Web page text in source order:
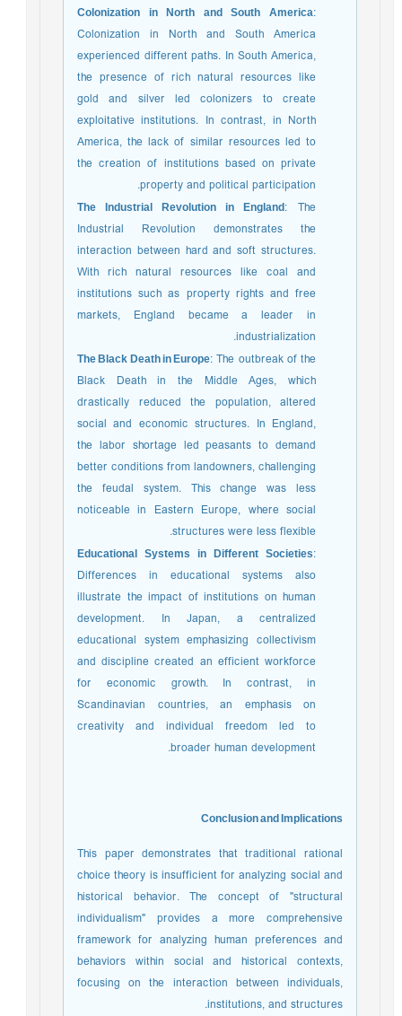
Colonization in North and South America
Colonization in North and South America
experienced different paths. In South America,
the presence of rich natural resources like
gold and silver led colonizers to create
exploitative institutions. In contrast, in North
America, the lack of similar resources led to
the creation of institutions based on private
property and political participation.
The Industrial Revolution in England : The
Industrial Revolution demonstrates the
interaction between hard and soft structures.
With rich natural resources like coal and
institutions such as property rights and free
markets, England became a leader in
industrialization.
The Black Death in Europe: The outbreak of the
Black Death in the Middle Ages, which
drastically reduced the population, altered
social and economic structures. In England,
the labor shortage led peasants to demand
better conditions from landowners, challenging
the feudal system. This change was less
noticeable in Eastern Europe, where social
structures were less flexible.
Educational Systems in Different Societies
Differences in educational systems also
illustrate the impact of institutions on human
development. In Japan, a centralized
educational system emphasizing collectivism
and discipline created an efficient workforce
for economic growth. In contrast, in
Scandinavian countries, an emphasis on
creativity and individual freedom led to
broader human development.
Conclusion and Implications
This paper demonstrates that traditional rational
choice theory is insufficient for analyzing social and
historical behavior. The concept of "structural
individualism" provides a more comprehensive
framework for analyzing human preferences and
behaviors within social and historical contexts,
focusing on the interaction between individuals,
institutions, and structures.